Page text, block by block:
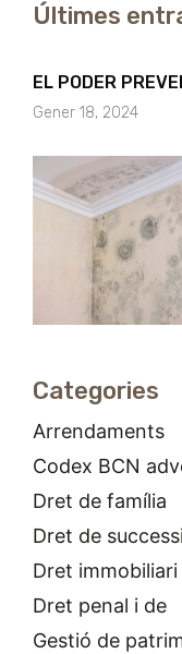
Últimes
EL PODER
Gener 18, 2024
Categories
Arrendaments
Codex BCN
Dret de família
Dret de
Dret immobiliari
Dret penal i de
Gestió de